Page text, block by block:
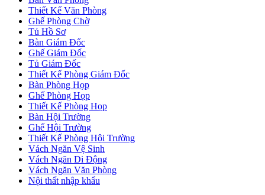
Thiết Kế Văn Phòng
Ghế Phòng Chờ
Tủ Hồ Sơ
Bàn Giám Đốc
Ghế Giám Đốc
Tủ Giám Đốc
Thiết Kế Phòng Giám Đốc
Bàn Phòng Họp
Ghế Phòng Họp
Thiết Kế Phòng Họp
Bàn Hội Trường
Ghế Hội Trường
Thiết Kế Phòng Hội Trường
Vách Ngăn Vệ Sinh
Vách Ngăn Di Động
Vách Ngăn Văn Phòng
Nội thất nhập khẩu